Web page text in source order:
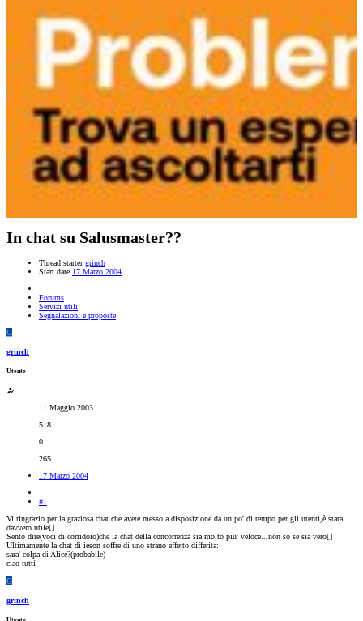
In chat su Salusmaster??
Thread starter grinch
Start date 17 Marzo 2004
Forums
Servizi utili
Segnalazioni e proposte
G
grinch
Utente
11 Maggio 2003
518
0
265
17 Marzo 2004
#1
Vi ringrazio per la graziosa chat che avete messo a disposizione da un po' di tempo per gli utenti,è stata
davvero utile[]
Sento dire(voci di corridoio)che la chat della concorrenza sia molto piu' veloce...non so se sia vero[]
Ultimamente la chat di ieson soffre di uno strano effetto differita:
sara' colpa di Alice?(probabile)
ciao tutti
G
grinch